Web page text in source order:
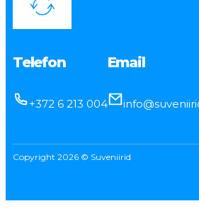
Telefon
+372 6 213 004
Email
Copyright 2026 © Suveniirid